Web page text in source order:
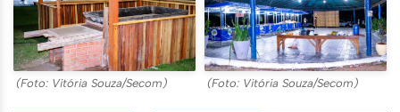
(Foto: Vitória Souza/Secom) (Foto: Vitória Souza/Secom)